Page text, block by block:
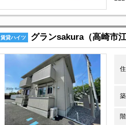
賃貸ハイツ グランsakura（高崎市江